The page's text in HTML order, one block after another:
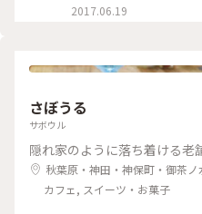
2017.06.19
さぼうる
サボウル
隠れ家のように落ち着ける老
秋葉原・神田・神保町・御茶ノ
カフェ, スイーツ・お菓子